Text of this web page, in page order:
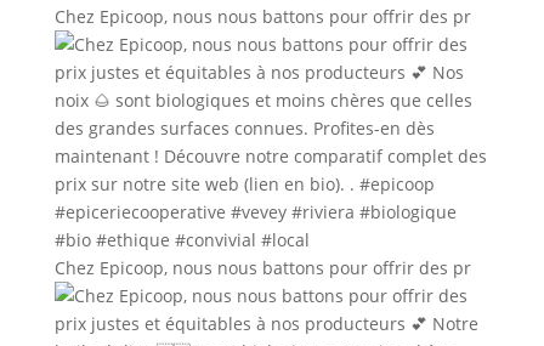
Chez Epicoop, nous nous battons pour offrir des pr
Chez Epicoop, nous nous battons pour offrir des pr